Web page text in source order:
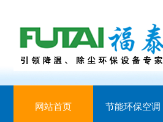
网站首页 节能环保空调